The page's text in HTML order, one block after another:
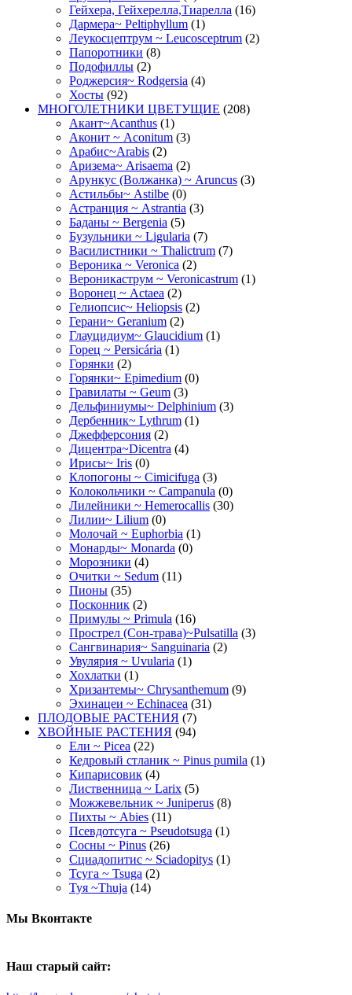
Гейхера, Гейхерелла,Тиарелла (16)
Дармера~ Peltiphyllum (1)
Леукосцептрум ~ Leucosceptrum (2)
Папоротники (8)
Подофиллы (2)
Роджерсия~ Rodgersia (4)
Хосты (92)
МНОГОЛЕТНИКИ ЦВЕТУЩИЕ (208)
Акант~Acanthus (1)
Аконит ~ Aconitum (3)
Арабис~Arabis (2)
Аризема~ Arisaema (2)
Арункус (Волжанка) ~ Aruncus (3)
Астильбы~ Astilbe (0)
Астранция ~ Astrantia (3)
Баданы ~ Bergenia (5)
Бузульники ~ Ligularia (7)
Василистники ~ Thalictrum (7)
Вероника ~ Veronica (2)
Вероникаструм ~ Veronicastrum (1)
Воронец ~ Actaea (2)
Гелиопсис~ Heliopsis (2)
Герани~ Geranium (2)
Глауцидиум~ Glaucidium (1)
Горец ~ Persicária (1)
Горянки (2)
Горянки~ Epimedium (0)
Гравилаты ~ Geum (3)
Дельфиниумы~ Delphinium (3)
Дербенник~ Lythrum (1)
Джефферсония (2)
Дицентра~Dicentra (4)
Ирисы~ Iris (0)
Клопогоны ~ Cimicifuga (3)
Колокольчики ~ Campanula (0)
Лилейники ~ Hemerocallis (30)
Лилии~ Lilium (0)
Молочай ~ Euphorbia (1)
Монарды~ Monarda (0)
Морозники (4)
Очитки ~ Sedum (11)
Пионы (35)
Посконник (2)
Примулы ~ Primula (16)
Прострел (Сон-трава)~Pulsatilla (3)
Сангвинария~ Sanguinaria (2)
Увулярия ~ Uvularia (1)
Хохлатки (1)
Хризантемы~ Chrysanthemum (9)
Эхинацеи ~ Echinacea (31)
ПЛОДОВЫЕ РАСТЕНИЯ (7)
ХВОЙНЫЕ РАСТЕНИЯ (94)
Ели ~ Picea (22)
Кедровый стланик ~ Pinus pumila (1)
Кипарисовик (4)
Лиственница ~ Larix (5)
Можжевельник ~ Juniperus (8)
Пихты ~ Abies (11)
Псевдотсуга ~ Pseudotsuga (1)
Сосны ~ Pinus (26)
Сциадопитис ~ Sciadopitys (1)
Тсуга ~ Tsuga (2)
Туя ~Thuja (14)
Мы Вконтакте
Наш старый сайт: